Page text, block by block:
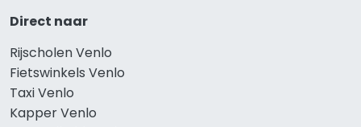
Direct naar
Rijscholen Venlo
Fietswinkels Venlo
Taxi Venlo
Kapper Venlo